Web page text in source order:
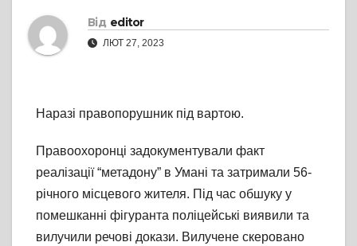
Від editor
ЛЮТ 27, 2023
Наразі правопорушник під вартою.
Правоохоронці задокументували факт
реалізації “метадону” в Умані та затримали 56-
річного місцевого жителя. Під час обшуку у
помешканні фігуранта поліцейські виявили та
вилучили речові докази. Вилучене скеровано